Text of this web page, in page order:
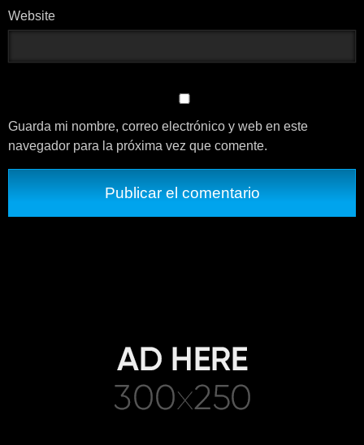
Website
Guarda mi nombre, correo electrónico y web en este
navegador para la próxima vez que comente.